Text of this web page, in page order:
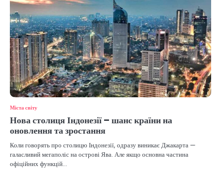
Міста світу
Нова столиця Індонезії – шанс країни на
оновлення та зростання
Коли говорять про столицю Індонезії, одразу виникає Джакарта —
галасливий мегаполіс на острові Ява. Але якщо основна частина
офіційних функцій…